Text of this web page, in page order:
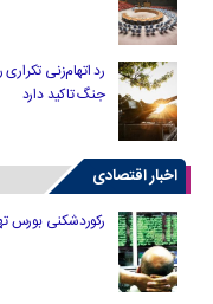
رد اتهام‌زنی
جنگ تاکید دارد
اخبار اقتصادی
رکوردشکنی بورس تهران امروز ۱۲ مهر